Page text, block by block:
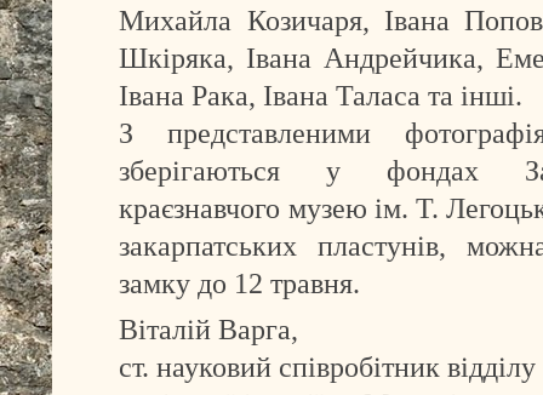
Михайла Козичаря, Івана
Шкіряка, Івана Андрейчика,
Івана Рака, Івана Таласа та інші.
З представленими
зберігаються у фондах
краєзнавчого музею ім. Т.
закарпатських пластунів,
замку до 12 травня.
Віталій Варга,
ст. науковий співробітник відділу